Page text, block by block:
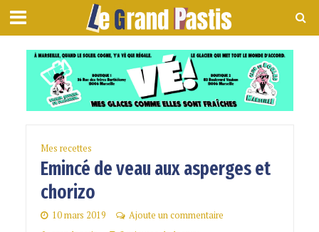
Mes recettes
Emincé de veau aux asperges et
chorizo
10 mars 2019
Ajoute un commentaire